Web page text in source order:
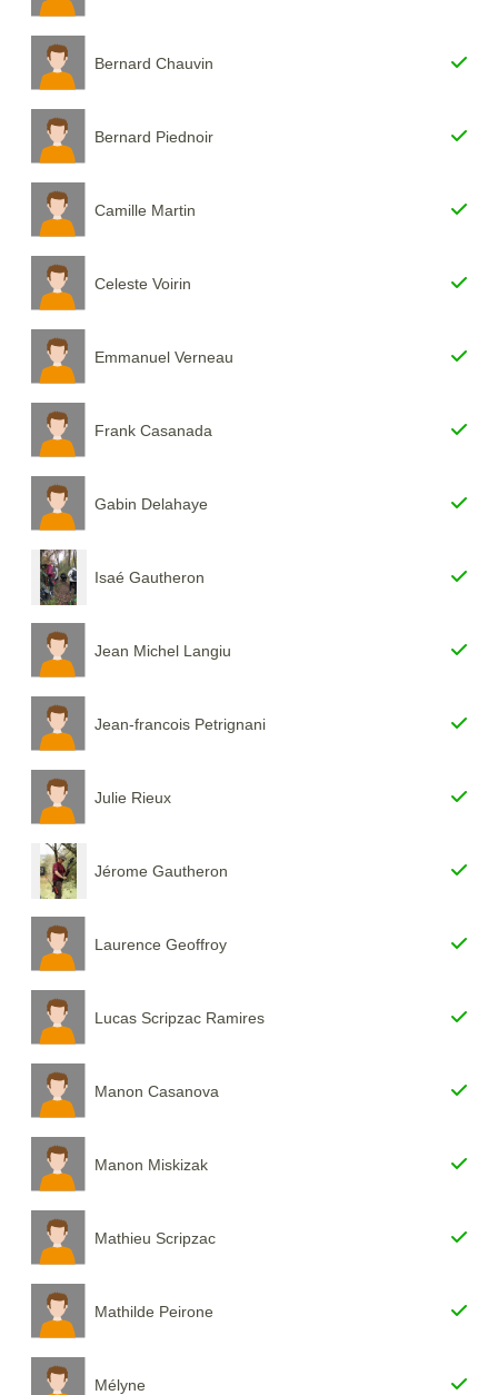
Bernard Chauvin
Bernard Piednoir
Camille Martin
Celeste Voirin
Emmanuel Verneau
Frank Casanada
Gabin Delahaye
Isaé Gautheron
Jean Michel Langiu
Jean-francois Petrignani
Julie Rieux
Jérome Gautheron
Laurence Geoffroy
Lucas Scripzac Ramires
Manon Casanova
Manon Miskizak
Mathieu Scripzac
Mathilde Peirone
Mélyne